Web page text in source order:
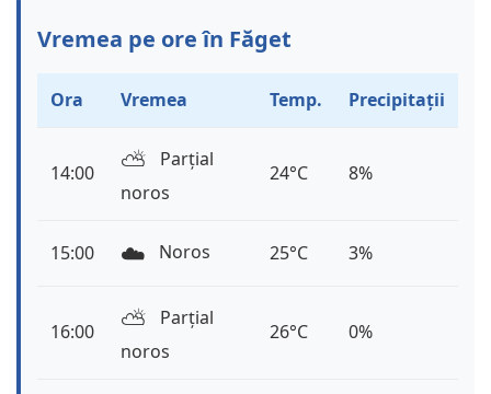
Vremea pe ore în Făget
Ora Vremea Temp. Precipitații
14:00 ⛅️
Parțial
noros
24°C 8%
15:00 ☁️ Noros 25°C 3%
16:00 ⛅️
Parțial
noros
26°C 0%